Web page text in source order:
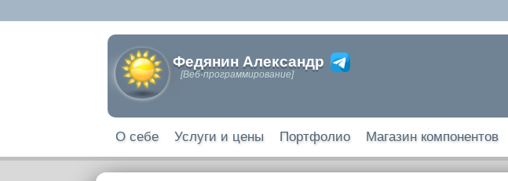
Федянин Александр
[Веб-программирование]
О себе Услуги и цены Портфолио Магазин компонентов